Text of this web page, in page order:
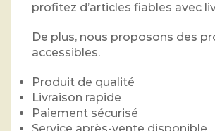
profitez d’articles fiables avec
De plus, nous proposons des
accessibles.
Produit de qualité
Livraison rapide
Paiement sécurisé